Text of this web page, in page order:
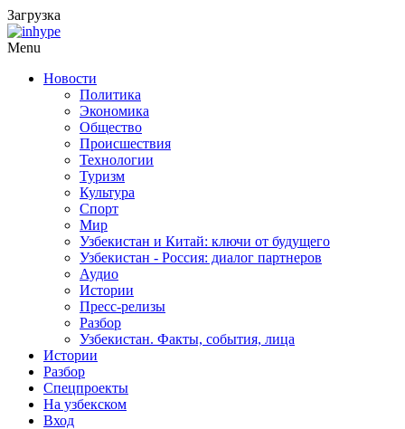
Загрузка
Menu
Новости
Политика
Экономика
Общество
Происшествия
Технологии
Туризм
Культура
Спорт
Мир
Узбекистан и Китай: ключи от будущего
Узбекистан - Россия: диалог партнеров
Аудио
Истории
Пресс-релизы
Разбор
Узбекистан. Факты, события, лица
Истории
Разбор
Спецпроекты
На узбекском
Вход